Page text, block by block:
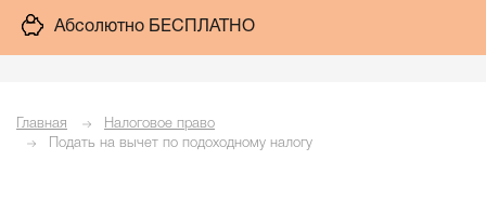
Абсолютно БЕСПЛАТНО
Главная
Налоговое право
Подать на вычет по подоходному налогу